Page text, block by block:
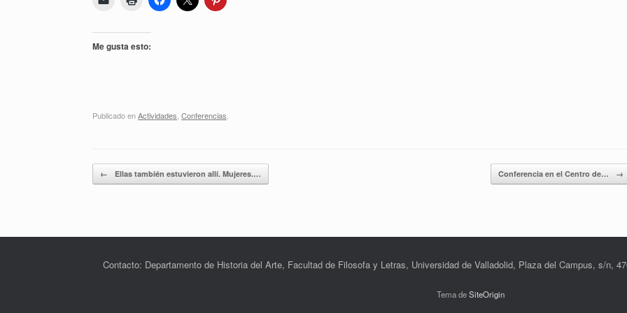
Me gusta esto:
Publicado enActividades Conferencias
Navegador de artículos
← Ellas también estuvieron allí. Mujeres.… Conferencia en el Centro de… →
Contacto: Departamento de Historia del Arte, Facultad de Filosofa y Letras, Universidad de Valladolid, Plaza del Campus, s/n,
Tema deSiteOrigin